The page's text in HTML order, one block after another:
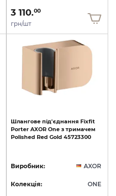
3 110.00
грн/шт
Шлангове під'єднання Fixfit
Porter AXOR One з тримачем
Polished Red Gold 45723300
Виробник: AXOR
Колекція: ONE